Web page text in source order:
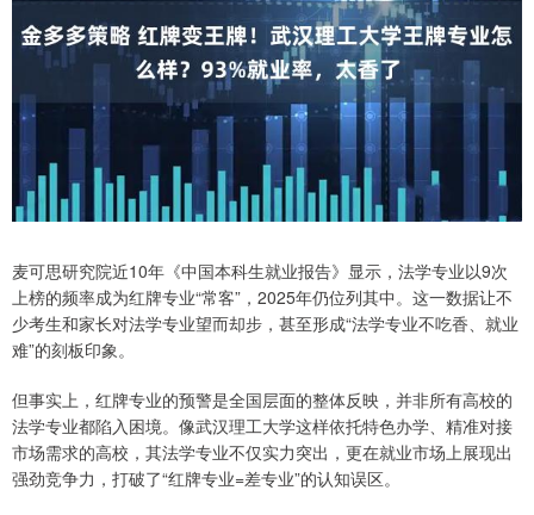
麦可思研究院近10年《中国本科生就业报告》显示，法学专业以9次
上榜的频率成为红牌专业“常客”，2025年仍位列其中。这一数据让不
少考生和家长对法学专业望而却步，甚至形成“法学专业不吃香、就业
难”的刻板印象。
但事实上，红牌专业的预警是全国层面的整体反映，并非所有高校的
法学专业都陷入困境。像武汉理工大学这样依托特色办学、精准对接
市场需求的高校，其法学专业不仅实力突出，更在就业市场上展现出
强劲竞争力，打破了“红牌专业=差专业”的认知误区。